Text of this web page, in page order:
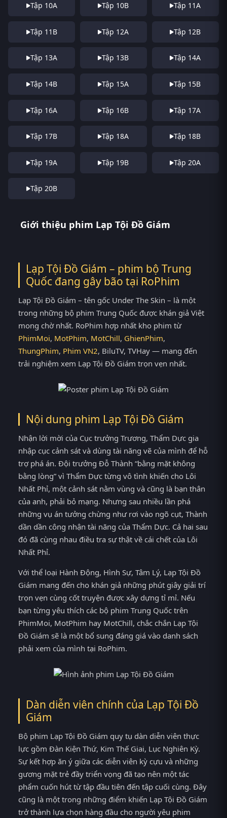
Tập 10A Tập 10B Tập 11A
Tập 11B Tập 12A Tập 12B
Tập 13A Tập 13B Tập 14A
Tập 14B Tập 15A Tập 15B
Tập 16A Tập 16B Tập 17A
Tập 17B Tập 18A Tập 18B
Tập 19A Tập 19B Tập 20A
Tập 20B
Giới thiệu phim Lạp Tội Đồ Giám
Lạp Tội Đồ Giám – phim bộ Trung
Quốc đang gây bão tại RoPhim
Lạp Tội Đồ Giám – tên gốc Under The Skin – là một
trong những bộ phim Trung Quốc được khán giả Việt
mong chờ nhất. RoPhim hợp nhất kho phim từ
PhimMoi, MotPhim, MotChill, GhienPhim,
ThungPhim, Phim VN2, BiluTV, TVHay — mang đến
trải nghiệm xem Lạp Tội Đồ Giám trọn vẹn nhất.
Nội dung phim Lạp Tội Đồ Giám
Nhận lời mời của Cục trưởng Trương, Thẩm Dực gia
nhập cục cảnh sát và dùng tài năng vẽ của mình để hỗ
trợ phá án. Đội trưởng Đỗ Thành “bằng mặt không
bằng lòng” vì Thẩm Dực từng vô tình khiến cho Lôi
Nhất Phỉ, một cảnh sát nằm vùng và cũng là bạn thân
của anh, phải bỏ mạng. Nhưng sau nhiều lần phá
những vụ án tưởng chừng như rơi vào ngõ cụt, Thành
dần dần công nhận tài năng của Thẩm Dực. Cả hai sau
đó đã cùng nhau điều tra sự thật về cái chết của Lôi
Nhất Phỉ.
Với thể loại Hành Động, Hình Sự, Tâm Lý, Lạp Tội Đồ
Giám mang đến cho khán giả những phút giây giải trí
trọn vẹn cùng cốt truyện được xây dựng tỉ mỉ. Nếu
bạn từng yêu thích các bộ phim Trung Quốc trên
PhimMoi, MotPhim hay MotChill, chắc chắn Lạp Tội
Đồ Giám sẽ là một bổ sung đáng giá vào danh sách
phải xem của mình tại RoPhim.
Dàn diễn viên chính của Lạp Tội Đồ
Giám
Bộ phim Lạp Tội Đồ Giám quy tụ dàn diễn viên thực
lực gồm Đàn Kiện Thứ, Kim Thế Giai, Lục Nghiên Kỳ.
Sự kết hợp ăn ý giữa các diễn viên kỳ cựu và những
gương mặt trẻ đầy triển vọng đã tạo nên một tác
phẩm cuốn hút từ tập đầu tiên đến tập cuối cùng. Đây
cũng là một trong những điểm khiến Lạp Tội Đồ Giám
trở thành lựa chọn hàng đầu cho người yêu phim